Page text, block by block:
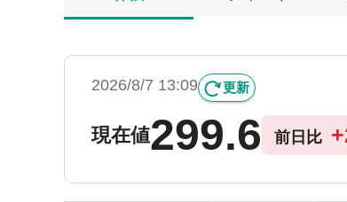
2026/8/7 13:09 更新
現在値299.6 前日比 +